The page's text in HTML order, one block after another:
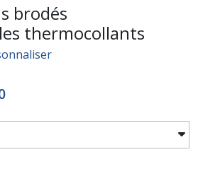
brodés
thermocollants